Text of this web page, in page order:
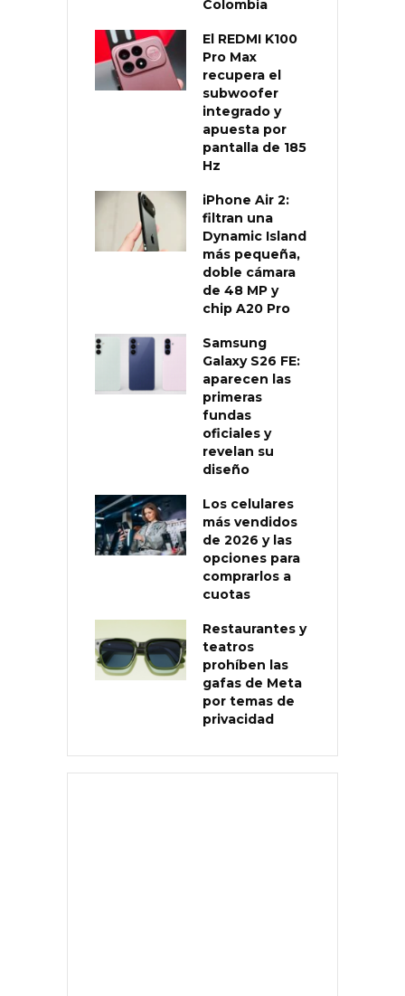
Colombia
El REDMI K100
Pro Max
recupera el
subwoofer
integrado y
apuesta por
pantalla de 185
Hz
iPhone Air 2:
filtran una
Dynamic Island
más pequeña,
doble cámara
de 48 MP y
chip A20 Pro
Samsung
Galaxy S26 FE:
aparecen las
primeras
fundas
oficiales y
revelan su
diseño
Los celulares
más vendidos
de 2026 y las
opciones para
comprarlos a
cuotas
Restaurantes y
teatros
prohíben las
gafas de Meta
por temas de
privacidad